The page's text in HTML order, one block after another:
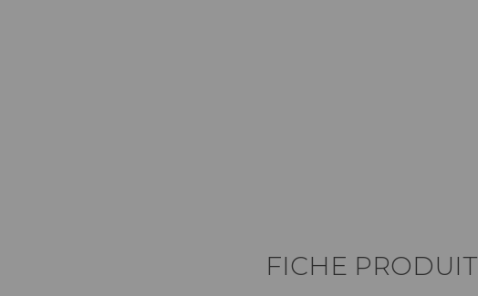
FICHE PRODUIT